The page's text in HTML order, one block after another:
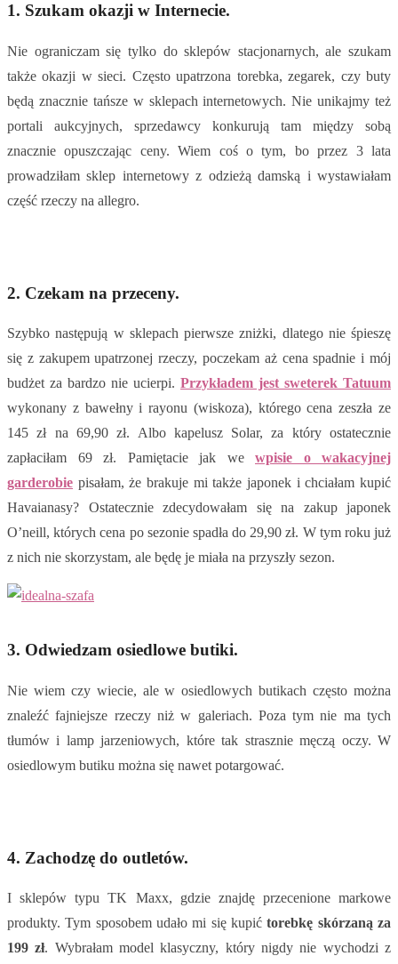
1. Szukam okazji w Internecie.
Nie ograniczam się tylko do sklepów stacjonarnych, ale szukam
także okazji w sieci. Często upatrzona torebka, zegarek, czy buty
będą znacznie tańsze w sklepach internetowych. Nie unikajmy też
portali aukcyjnych, sprzedawcy konkurują tam między sobą
znacznie opuszczając ceny. Wiem coś o tym, bo przez 3 lata
prowadziłam sklep internetowy z odzieżą damską i wystawiałam
część rzeczy na allegro.
2. Czekam na przeceny.
Szybko następują w sklepach pierwsze zniżki, dlatego nie śpieszę
się z zakupem upatrzonej rzeczy, poczekam aż cena spadnie i mój
budżet za bardzo nie ucierpi. Przykładem jest sweterek Tatuum
wykonany z bawełny i rayonu (wiskoza), którego cena zeszła ze
145 zł na 69,90 zł. Albo kapelusz Solar, za który ostatecznie
zapłaciłam 69 zł. Pamiętacie jak we wpisie o wakacyjnej
garderobie pisałam, że brakuje mi także japonek i chciałam kupić
Havaianasy? Ostatecznie zdecydowałam się na zakup japonek
O’neill, których cena po sezonie spadła do 29,90 zł. W tym roku już
z nich nie skorzystam, ale będę je miała na przyszły sezon.
3. Odwiedzam osiedlowe butiki.
Nie wiem czy wiecie, ale w osiedlowych butikach często można
znaleźć fajniejsze rzeczy niż w galeriach. Poza tym nie ma tych
tłumów i lamp jarzeniowych, które tak strasznie męczą oczy. W
osiedlowym butiku można się nawet potargować.
4. Zachodzę do outletów.
I sklepów typu TK Maxx, gdzie znajdę przecenione markowe
produkty. Tym sposobem udało mi się kupićtorebkę skórzaną za
199 zł. Wybrałam model klasyczny, który nigdy nie wychodzi z